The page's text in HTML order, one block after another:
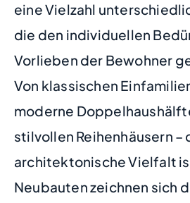
eine Vielzahl
die den individuellen
Vorlieben der Bewohner
Von klassischen
moderne
stilvollen Reihenhäusern –
architektonische Vielfalt
Neubauten zeichnen sich